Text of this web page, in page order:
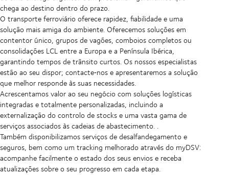
chega ao destino dentro do prazo.
O transporte ferroviário oferece rapidez, fiabilidade e uma
solução mais amiga do ambiente. Oferecemos soluções em
contentor único, grupos de vagões, comboios completos ou
consolidações LCL entre a Europa e a Península Ibérica,
garantindo tempos de trânsito curtos. Os nossos especialistas
estão ao seu dispor; contacte‑nos e apresentaremos a solução
que melhor responde às suas necessidades.
Acrescentamos valor ao seu negócio com soluções logísticas
integradas e totalmente personalizadas, incluindo a
externalização do controlo de stocks e uma vasta gama de
serviços associados às cadeias de abastecimento. .
Também disponibilizamos serviços de desalfandegamento e
seguros, bem como um tracking melhorado através do myDSV:
acompanhe facilmente o estado dos seus envios e receba
atualizações sobre o seu progresso em cada etapa.